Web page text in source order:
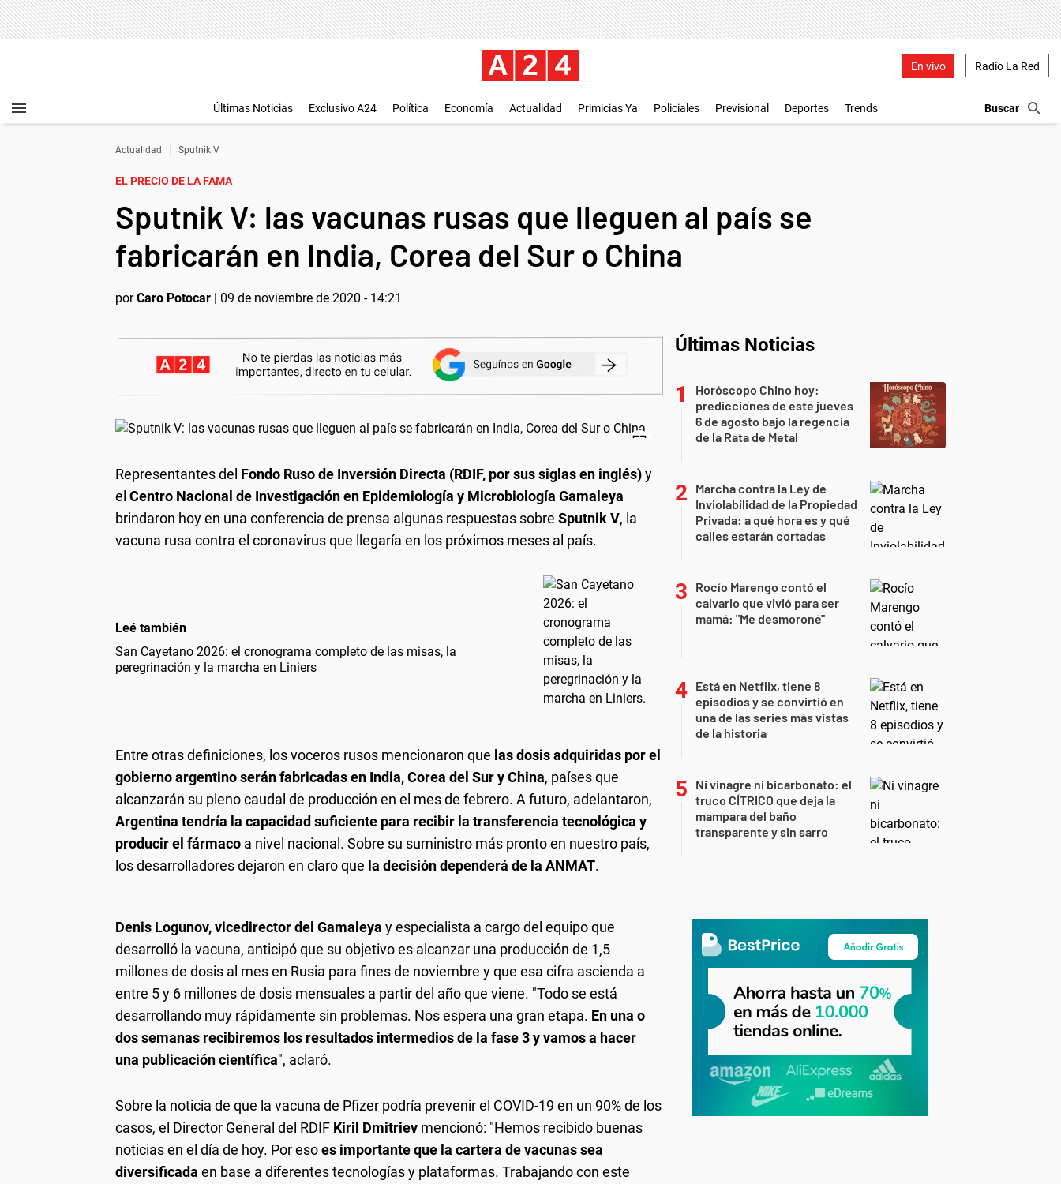
En vivo Radio La Red
Últimas Noticias Exclusivo A24 Política Economía Actualidad Primicias Ya Policiales Previsional Deportes Trends
Actualidad Sputnik V
EL PRECIO DE LA FAMA
Sputnik V: las vacunas rusas que lleguen al país se
fabricarán en India, Corea del Sur o China
porCaro Potocar | 09 de noviembre de 2020 - 14:21
Representantes del Fondo Ruso de Inversión Directa (RDIF, por sus siglas en inglés)y
el Centro Nacional de Investigación en Epidemiología y Microbiología Gamaleya
brindaron hoy en una conferencia de prensa algunas respuestas sobre Sputnik V, la
vacuna rusa contra el coronavirus que llegaría en los próximos meses al país.
Leé también
San Cayetano 2026: el cronograma completo de las misas, la
peregrinación y la marcha en Liniers
Entre otras definiciones, los voceros rusos mencionaron que las dosis adquiridas por el
gobierno argentino serán fabricadas en India, Corea del Sur y China, países que
alcanzarán su pleno caudal de producción en el mes de febrero. A futuro, adelantaron,
Argentina tendría la capacidad suficiente para recibir la transferencia tecnológica y
producir el fármaco a nivel nacional. Sobre su suministro más pronto en nuestro país,
los desarrolladores dejaron en claro que la decisión dependerá de la ANMAT.
Denis Logunov, vicedirector del Gamaleya y especialista a cargo del equipo que
desarrolló la vacuna, anticipó que su objetivo es alcanzar una producción de 1,5
millones de dosis al mes en Rusia para fines de noviembre y que esa cifra ascienda a
entre 5 y 6 millones de dosis mensuales a partir del año que viene. "Todo se está
desarrollando muy rápidamente sin problemas. Nos espera una gran etapa. En una o
dos semanas recibiremos los resultados intermedios de la fase 3 y vamos a hacer
una publicación científica", aclaró.
Sobre la noticia de que la vacuna de Pfizer podría prevenir el COVID-19 en un 90% de los
casos, el Director General del RDIF Kiril Dmitriev mencionó: "Hemos recibido buenas
noticias en el día de hoy. Por esoes importante que la cartera de vacunas sea
diversificada en base a diferentes tecnologías y plataformas. Trabajando con este
Últimas Noticias
Horóscopo Chino hoy:
predicciones de este jueves
6 de agosto bajo la regencia
de la Rata de Metal
Marcha contra la Ley de
Inviolabilidad de la Propiedad
Privada: a qué hora es y qué
calles estarán cortadas
Rocío Marengo contó el
calvario que vivió para ser
mamá: "Me desmoroné"
Está en Netflix, tiene 8
episodios y se convirtió en
una de las series más vistas
de la historia
Ni vinagre ni bicarbonato: el
truco CÍTRICO que deja la
mampara del baño
transparente y sin sarro